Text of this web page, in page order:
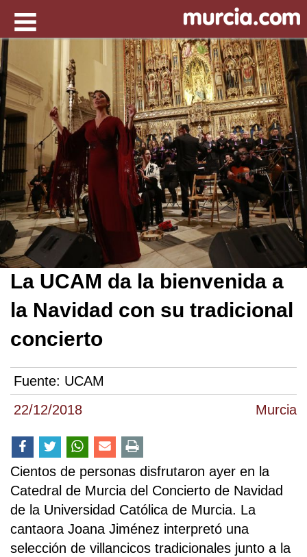
22/12/2018 Murcia
La UCAM da la bienvenida a
la Navidad con su tradicional
concierto
Fuente: UCAM
Cientos de personas disfrutaron ayer en la
Catedral de Murcia del Concierto de Navidad
de la Universidad Católica de Murcia. La
cantaora Joana Jiménez interpretó una
selección de villancicos tradicionales junto a la